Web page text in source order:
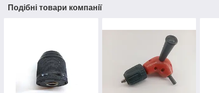
Подібні товари компанії